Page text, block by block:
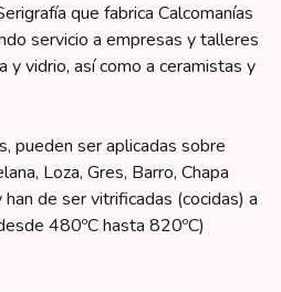
que fabrica Calcomanías
servicio a empresas y talleres
y vidrio, así como a ceramistas y
pueden ser aplicadas sobre
Loza, Gres, Barro, Chapa
de ser vitrificadas (cocidas) a
480ºC hasta 820ºC)